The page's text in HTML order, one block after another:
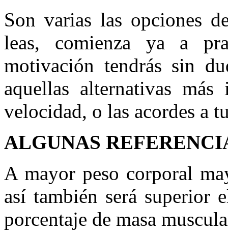
Son varias las opciones
leas, comienza ya a
motivación tendrás sin
aquellas alternativas
velocidad, o las acordes a
ALGUNAS
A mayor peso corporal
así también será superior
porcentaje de masa